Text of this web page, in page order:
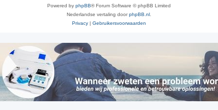
Powered by phpBB® Forum Software © phpBB Limited
Nederlandse vertaling doorphpBB.nl
Privacy | Gebruikersvoorwaarden